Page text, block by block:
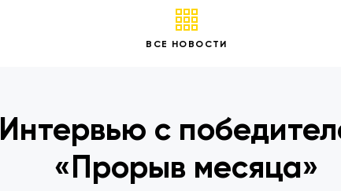
ВСЕ НОВОСТИ
Интервью с
«Прорыв месяца»